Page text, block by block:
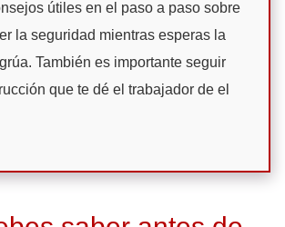
útiles en el paso a paso sobre
la seguridad mientras esperas la
También es importante seguir
que te dé el trabajador de el